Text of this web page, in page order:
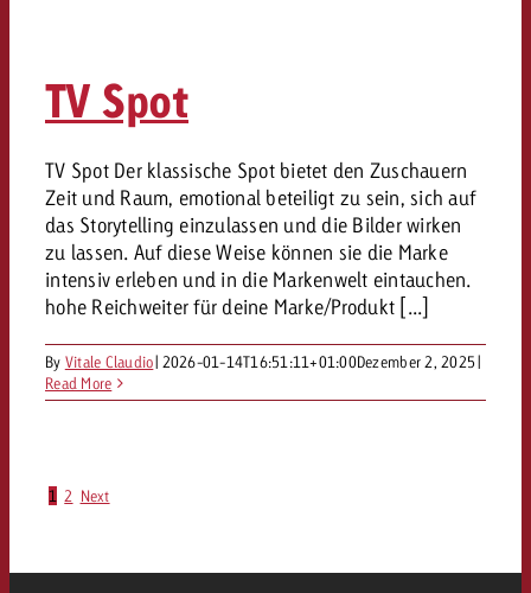
TV Spot
TV Spot Der klassische Spot bietet den Zuschauern
Zeit und Raum, emotional beteiligt zu sein, sich auf
das Storytelling einzulassen und die Bilder wirken
zu lassen. Auf diese Weise können sie die Marke
intensiv erleben und in die Markenwelt eintauchen.
hohe Reichweiter für deine Marke/Produkt [...]
By Vitale Claudio| 2026-01-14T16:51:11+01:00Dezember 2, 2025|
Read More
1 2 Next